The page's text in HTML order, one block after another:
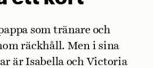
som tränare och
räckhåll. Men i sina
är Isabella och Victoria